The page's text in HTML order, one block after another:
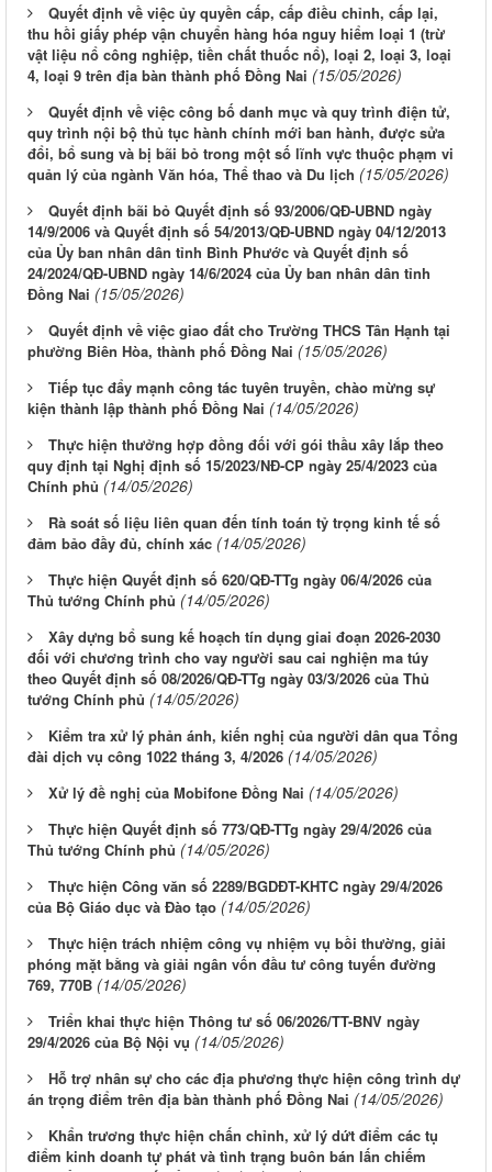
Quyết định về việc ủy quyền cấp, cấp điều chỉnh, cấp lại,
thu hồi giấy phép vận chuyển hàng hóa nguy hiểm loại 1 (trừ
vật liệu nổ công nghiệp, tiền chất thuốc nổ), loại 2, loại 3, loại
4, loại 9 trên địa bàn thành phố Đồng Nai (15/05/2026)
Quyết định về việc công bố danh mục và quy trình điện tử,
quy trình nội bộ thủ tục hành chính mới ban hành, được sửa
đổi, bổ sung và bị bãi bỏ trong một số lĩnh vực thuộc phạm vi
quản lý của ngành Văn hóa, Thể thao và Du lịch (15/05/2026)
Quyết định bãi bỏ Quyết định số 93/2006/QĐ-UBND ngày
14/9/2006 và Quyết định số 54/2013/QĐ-UBND ngày 04/12/2013
của Ủy ban nhân dân tỉnh Bình Phước và Quyết định số
24/2024/QĐ-UBND ngày 14/6/2024 của Ủy ban nhân dân tỉnh
Đồng Nai (15/05/2026)
Quyết định về việc giao đất cho Trường THCS Tân Hạnh tại
phường Biên Hòa, thành phố Đồng Nai (15/05/2026)
Tiếp tục đẩy mạnh công tác tuyên truyền, chào mừng sự
kiện thành lập thành phố Đồng Nai (14/05/2026)
Thực hiện thưởng hợp đồng đối với gói thầu xây lắp theo
quy định tại Nghị định số 15/2023/NĐ-CP ngày 25/4/2023 của
Chính phủ (14/05/2026)
Rà soát số liệu liên quan đến tính toán tỷ trọng kinh tế số
đảm bảo đầy đủ, chính xác (14/05/2026)
Thực hiện Quyết định số 620/QĐ-TTg ngày 06/4/2026 của
Thủ tướng Chính phủ (14/05/2026)
Xây dựng bổ sung kế hoạch tín dụng giai đoạn 2026-2030
đối với chương trình cho vay người sau cai nghiện ma túy
theo Quyết định số 08/2026/QĐ-TTg ngày 03/3/2026 của Thủ
tướng Chính phủ (14/05/2026)
Kiểm tra xử lý phản ánh, kiến nghị của người dân qua Tổng
đài dịch vụ công 1022 tháng 3, 4/2026 (14/05/2026)
Xử lý đề nghị của Mobifone Đồng Nai (14/05/2026)
Thực hiện Quyết định số 773/QĐ-TTg ngày 29/4/2026 của
Thủ tướng Chính phủ (14/05/2026)
Thực hiện Công văn số 2289/BGDĐT-KHTC ngày 29/4/2026
của Bộ Giáo dục và Đào tạo (14/05/2026)
Thực hiện trách nhiệm công vụ nhiệm vụ bồi thường, giải
phóng mặt bằng và giải ngân vốn đầu tư công tuyến đường
769, 770B (14/05/2026)
Triển khai thực hiện Thông tư số 06/2026/TT-BNV ngày
29/4/2026 của Bộ Nội vụ (14/05/2026)
Hỗ trợ nhân sự cho các địa phương thực hiện công trình dự
án trọng điểm trên địa bàn thành phố Đồng Nai (14/05/2026)
Khẩn trương thực hiện chấn chỉnh, xử lý dứt điểm các tụ
điểm kinh doanh tự phát và tình trạng buôn bán lấn chiếm